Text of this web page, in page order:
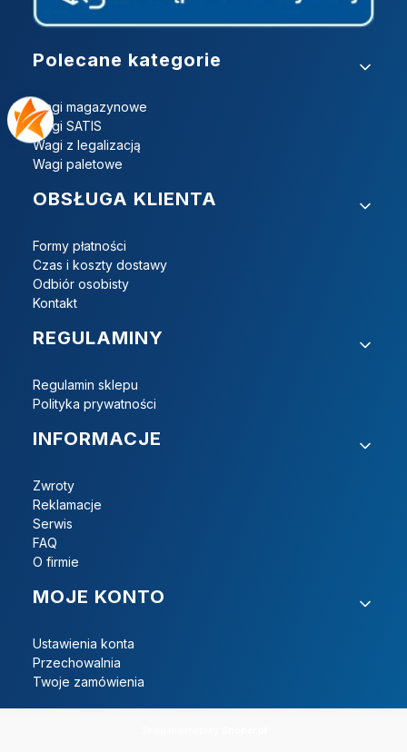
Linki w stopce
Polecane kategorie
Wagi magazynowe
Wagi SATIS
Wagi z legalizacją
Wagi paletowe
OBSŁUGA KLIENTA
Formy płatności
Czas i koszty dostawy
Odbiór osobisty
Kontakt
REGULAMINY
Regulamin sklepu
Polityka prywatności
INFORMACJE
Zwroty
Reklamacje
Serwis
FAQ
O firmie
MOJE KONTO
Ustawienia konta
Przechowalnia
Twoje zamówienia